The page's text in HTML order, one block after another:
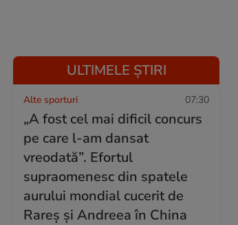
ULTIMELE ȘTIRI
Alte sporturi 07:30
„A fost cel mai dificil concurs
pe care l-am dansat
vreodată”. Efortul
supraomenesc din spatele
aurului mondial cucerit de
Rareș și Andreea în China